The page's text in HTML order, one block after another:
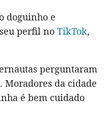
doguinho e
perfil no TikTok,
perguntaram
Moradores da cidade
é bem cuidado